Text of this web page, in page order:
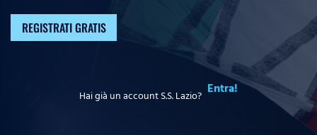
REGISTRATI GRATIS
Hai già un account S.S. Lazio? Entra!